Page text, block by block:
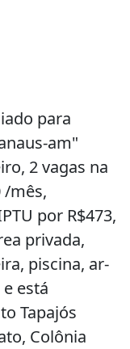
para
am"
2 vagas na
/mês,
por R$473,
privada,
piscina, ar-
está
Tapajós
Colônia